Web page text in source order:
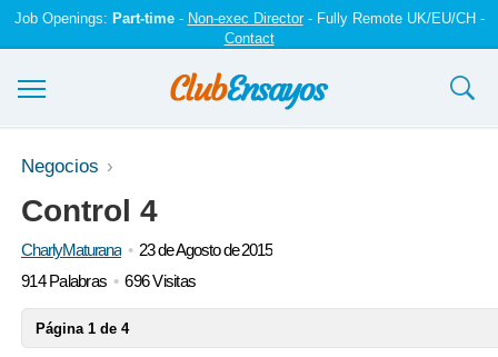
Job Openings: Part-time- Non-exec Director- Fully Remote UK/EU/CH -
Contact
Ensayos y trabajos
Registrarse
Iniciar sesión
Negocios
Control 4
CharlyMaturana
23 de Agosto de 2015
914 Palabras
696 Visitas
Página 1 de 4